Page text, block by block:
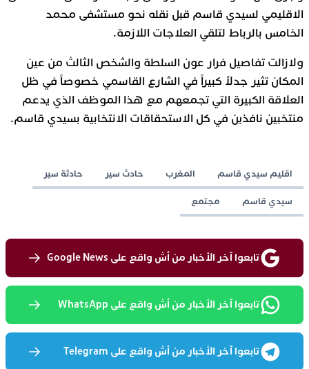
الاقليمي لسيدي قاسم قبل نقله نحو مستشفى محمد
الخامس بالرباط لتلقي العلاجات اللازمة.
ولازالت تفاصيل فرار عون السلطة والشخص الثالث من عين
المكان تثير جدلاً كبيراً في الشارع القاسمي خصوصاً في ظل
العلاقة الكبيرة التي تجمعهم مع هذا الموظف الذي يدعم
منتخبين نافذين في كل الاستحقاقات الانتخابية بسيدي قاسم.
اقليم سيدي قاسم المغرب حادث سير حادثة سير
سيدي قاسم مجتمع
تابعوا آخر الأخبار من أش واقع على Google News
تابعوا آخر الأخبار من أش واقع على WhatsApp
تابعوا آخر الأخبار من أش واقع على Telegram